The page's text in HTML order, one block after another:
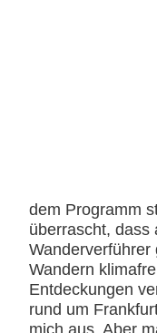
dem Programm
überrascht, dass
Wandern
Entdeckungen
rund um